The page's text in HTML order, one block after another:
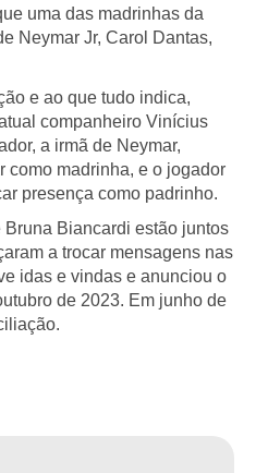
uma das madrinhas da
Neymar Jr, Carol Dantas,
e ao que tudo indica,
companheiro Vinícius
a irmã de Neymar,
como madrinha, e o jogador
presença como padrinho.
Biancardi estão juntos
a trocar mensagens nas
idas e vindas e anunciou o
de 2023. Em junho de